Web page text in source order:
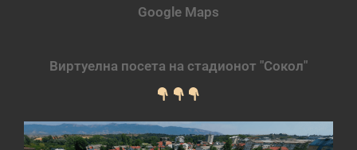
Google Maps
Виртуелна посета на стадионот "Сокол"